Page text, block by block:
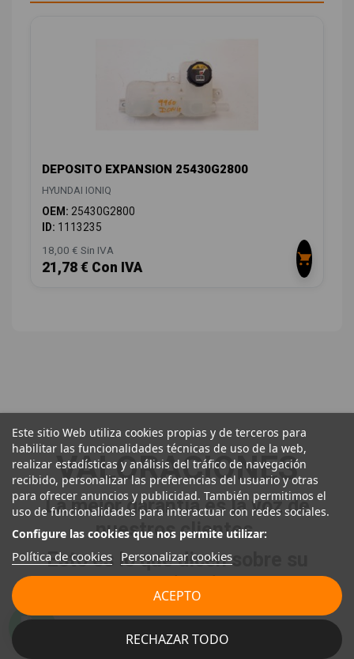
DEPOSITO EXPANSION 25430G2800
HYUNDAI IONIQ
OEM: 25430G2800
ID: 1113235
18,00 € Sin IVA
21,78 € Con IVA
VALORACIONES
La mejor garantía es la voz de
nuestros clientes.
Esto es lo que dicen sobre su
experiencia.
Este sitio Web utiliza cookies propias y de terceros para
habilitar las funcionalidades técnicas de uso de la web,
realizar estadísticas y análisis del tráfico de navegación
recibido, personalizar las preferencias del usuario y otras
para ofrecer anuncios y publicidad. También permitimos el
uso de funcionalidades para interactuar con redes sociales.
Configure las cookies que nos permite utilizar:
Política de cookies Personalizar cookies
RECHAZAR TODO
ACEPTO